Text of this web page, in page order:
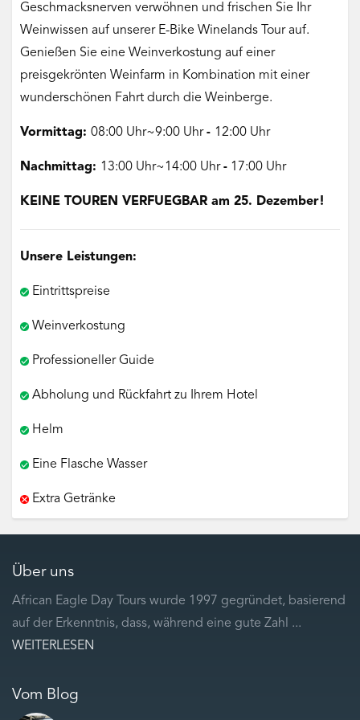
Geschmacksnerven verwöhnen und frischen Sie Ihr
Weinwissen auf unserer E-Bike Winelands Tour auf.
Genießen Sie eine Weinverkostung auf einer
preisgekrönten Weinfarm in Kombination mit einer
wunderschönen Fahrt durch die Weinberge.
Vormittag: 08:00 Uhr~9:00 Uhr- 12:00 Uhr
Nachmittag: 13:00 Uhr~14:00 Uhr- 17:00 Uhr
KEINE TOUREN VERFUEGBAR am 25. Dezember!
Unsere Leistungen:
Eintrittspreise
Weinverkostung
Professioneller Guide
Abholung und Rückfahrt zu Ihrem Hotel
Helm
Eine Flasche Wasser
Extra Getränke
Über uns
African Eagle Day Tours wurde 1997 gegründet, basierend
auf der Erkenntnis, dass, während eine gute Zahl ...
WEITERLESEN
Vom Blog